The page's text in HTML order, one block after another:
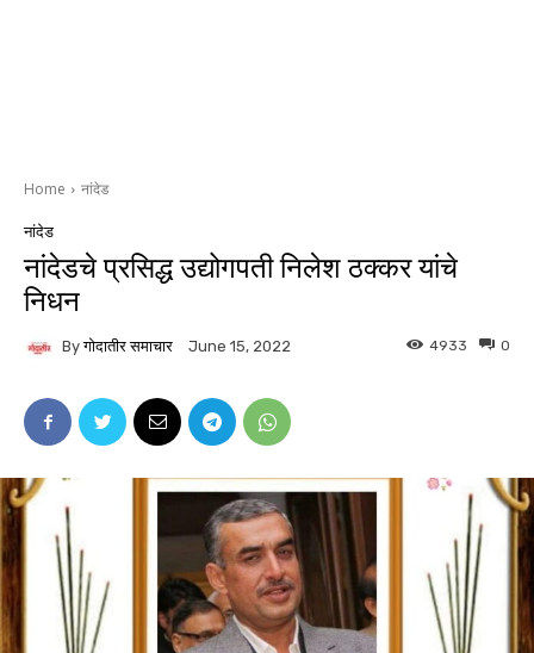
Home नांदेड
नांदेड
नांदेडचे प्रसिद्ध उद्योगपती निलेश ठक्कर यांचे
निधन
By गोदातीर समाचार June 15, 2022 0
4933